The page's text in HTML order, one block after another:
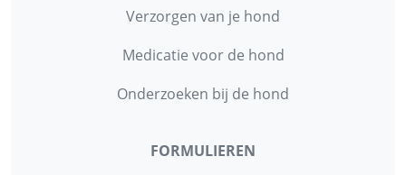
Verzorgen van je hond
Medicatie voor de hond
Onderzoeken bij de hond
FORMULIEREN